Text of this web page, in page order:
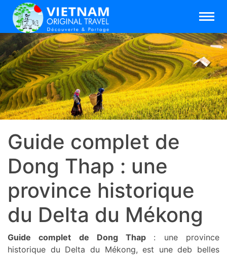
Guide complet de
Dong Thap : une
province historique
du Delta du Mékong
Guide complet de Dong Thap : une province
historique du Delta du Mékong, est une deb belles